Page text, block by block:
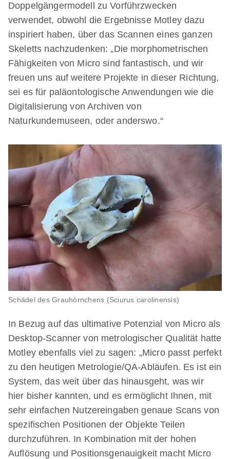
Doppelgängermodell zu Vorführzwecken
verwendet, obwohl die Ergebnisse Motley dazu
inspiriert haben, über das Scannen eines ganzen
Skeletts nachzudenken: „Die morphometrischen
Fähigkeiten von Micro sind fantastisch, und wir
freuen uns auf weitere Projekte in dieser Richtung,
sei es für paläontologische Anwendungen wie die
Digitalisierung von Archiven von
Naturkundemuseen, oder anderswo.“
Schädel des Grauhörnchens (Sciurus carolinensis)
In Bezug auf das ultimative Potenzial von Micro als
Desktop-Scanner von metrologischer Qualität hatte
Motley ebenfalls viel zu sagen: „Micro passt perfekt
zu den heutigen Metrologie/QA-Abläufen. Es ist ein
System, das weit über das hinausgeht, was wir
hier bisher kannten, und es ermöglicht Ihnen, mit
sehr einfachen Nutzereingaben genaue Scans von
spezifischen Positionen der Objekte Teilen
durchzuführen. In Kombination mit der hohen
Auflösung und Positionsgenauigkeit macht Micro